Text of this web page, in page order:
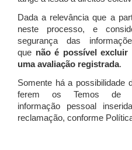
Dada a relevância que a
neste processo, e
segurança das
que não é possível excluir
uma avaliação registrada.
Somente há a possibilidade
ferem os Temos de
informação pessoal
reclamação, conforme